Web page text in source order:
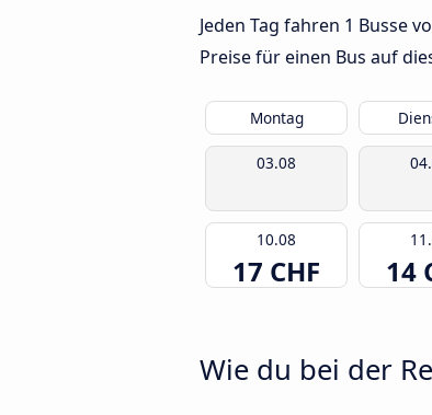
Jeden Tag fahren 1 Busse
Preise für einen Bus auf
Montag
03.08
10.08
17 CHF 14
Wie du bei der